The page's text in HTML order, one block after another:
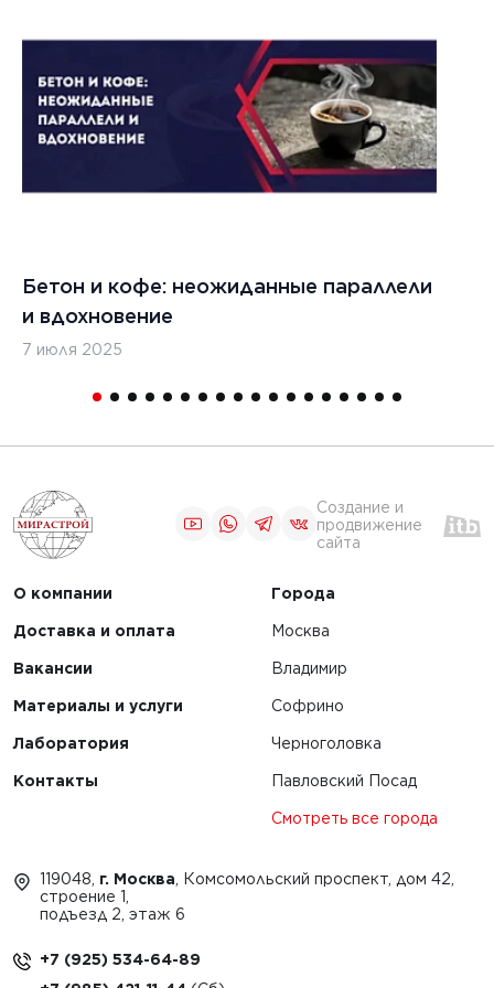
Бетон и кофе: неожиданные параллели
и вдохновение
7 июля 2025
Создание и
продвижение
сайта
О компании
Доставка и оплата
Вакансии
Материалы и услуги
Лаборатория
Контакты
Города
Москва
Владимир
Софрино
Черноголовка
Павловский Посад
Смотреть все города
119048, г. Москва , Комсомольский проспект, дом 42,
строение 1,
подъезд 2, этаж 6
+7 (925) 534-64-89